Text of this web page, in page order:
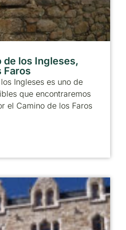
de los Ingleses,
Faros
Ingleses es uno de
que encontraremos
el Camino de los Faros